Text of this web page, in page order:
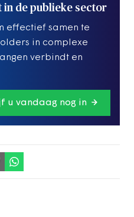
in de publieke sector
effectief samen te
in complexe
verbindt en
u vandaag nog in